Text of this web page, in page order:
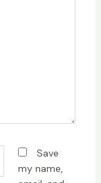
Save
my name,